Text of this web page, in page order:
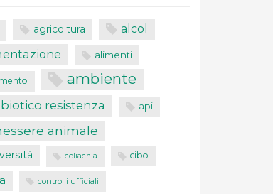
agricoltura alcol
alimenti
ambiente
resistenza api
animale
celiachia cibo
controlli ufficiali